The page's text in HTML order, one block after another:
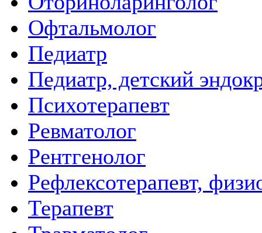
Офтальмолог
Педиатр
Педиатр, детский
Психотерапевт
Ревматолог
Рентгенолог
Рефлексотерапевт,
Терапевт